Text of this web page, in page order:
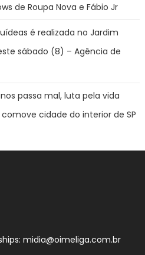
de Roupa Nova e Fábio Jr
é realizada no Jardim
sábado (8) – Agência de
passa mal, luta pela vida
cidade do interior de SP
midia@oimeliga.com.br